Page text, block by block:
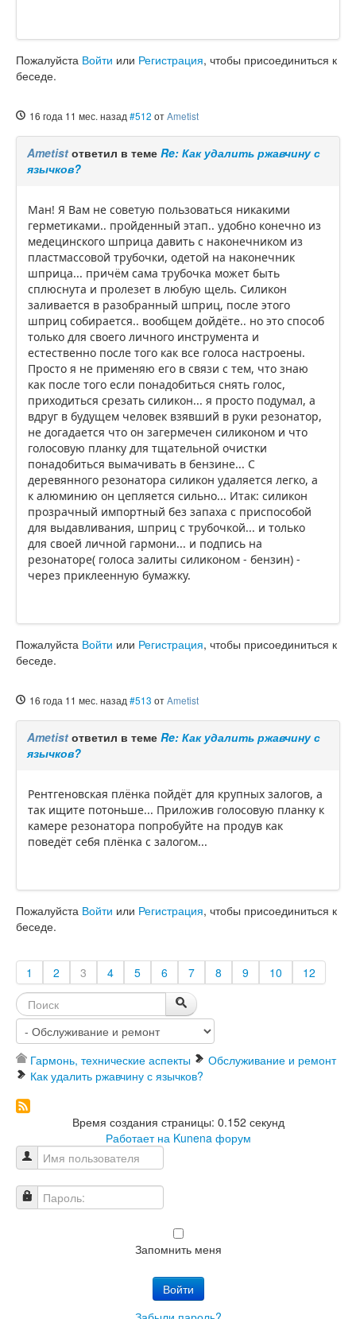
Пожалуйста Войти или Регистрация, чтобы присоединиться к
беседе.
16 года 11 мес. назад #512 отAmetist
Ametist ответил в теме Re: Как удалить ржавчину с
язычков?
Ман! Я Вам не советую пользоваться никакими
герметиками.. пройденный этап.. удобно конечно из
медецинского шприца давить с наконечником из
пластмассовой трубочки, одетой на наконечник
шприца... причём сама трубочка может быть
сплюснута и пролезет в любую щель. Силикон
заливается в разобранный шприц, после этого
шприц собирается.. вообщем дойдёте.. но это способ
только для своего личного инструмента и
естественно после того как все голоса настроены.
Просто я не применяю его в связи с тем, что знаю
как после того если понадобиться снять голос,
приходиться срезать силикон... я просто подумал, а
вдруг в будущем человек взявший в руки резонатор,
не догадается что он загермечен силиконом и что
голосовую планку для тщательной очистки
понадобиться вымачивать в бензине... С
деревянного резонатора силикон удаляется легко, а
к алюминию он цепляется сильно... Итак: силикон
прозрачный импортный без запаха с приспособой
для выдавливания, шприц с трубочкой... и только
для своей личной гармони... и подпись на
резонаторе( голоса залиты силиконом - бензин) -
через приклеенную бумажку.
Пожалуйста Войти или Регистрация, чтобы присоединиться к
беседе.
16 года 11 мес. назад #513 отAmetist
Ametist ответил в теме Re: Как удалить ржавчину с
язычков?
Рентгеновская плёнка пойдёт для крупных залогов, а
так ищите потоньше... Приложив голосовую планку к
камере резонатора попробуйте на продув как
поведёт себя плёнка с залогом...
Пожалуйста Войти или Регистрация, чтобы присоединиться к
беседе.
1 2 3 4 5 6 7 8 9 10 12
Гармонь, технические аспекты
Обслуживание и ремонт
Как удалить ржавчину с язычков?
Время создания страницы: 0.152 секунд
Работает на Kunena форум
Имя пользователя
Пароль:
Запомнить меня
Войти